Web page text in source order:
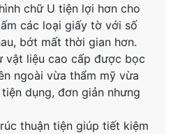
chữ U tiện lợi hơn cho
các loại giấy tờ với số
bớt mất thời gian hơn.
vật liệu cao cấp được bọc
ngoài vừa thẩm mỹ vừa
dụng, đơn giản nhưng
thuận tiện giúp tiết kiệm